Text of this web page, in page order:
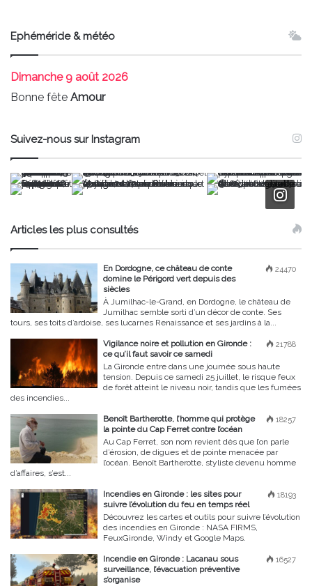
Ephéméride & météo
Dimanche9 août 2026
Bonne fête Amour
Suivez-nous sur Instagram
Articles les plus consultés
24470
En Dordogne, ce château de conte
domine le Périgord vert depuis des
siècles
À Jumilhac-le-Grand, en Dordogne, le château de
Jumilhac semble sorti d’un décor de conte. Ses
tours, ses toits d’ardoise, ses lucarnes Renaissance et ses jardins à la...
21788
Vigilance noire et pollution en Gironde :
ce qu’il faut savoir ce samedi
La Gironde entre dans une journée sous haute
tension. Depuis ce samedi 25 juillet, le risque feux
de forêt atteint le niveau noir, tandis que les fumées
des incendies...
18257
Benoît Bartherotte, l’homme qui protège
la pointe du Cap Ferret contre l’océan
Au Cap Ferret, son nom revient dès que l’on parle
d’érosion, de digues et de pointe menacée par
l’océan. Benoît Bartherotte, styliste devenu homme
d’affaires, s’est...
18193
Incendies en Gironde : les sites pour
suivre l’évolution du feu en temps réel
Découvrez les cartes et outils pour suivre l’évolution
des incendies en Gironde : NASA FIRMS,
FeuxGironde, Windy et Google Maps.
16527
Incendie en Gironde : Lacanau sous
surveillance, l’évacuation préventive
s’organise